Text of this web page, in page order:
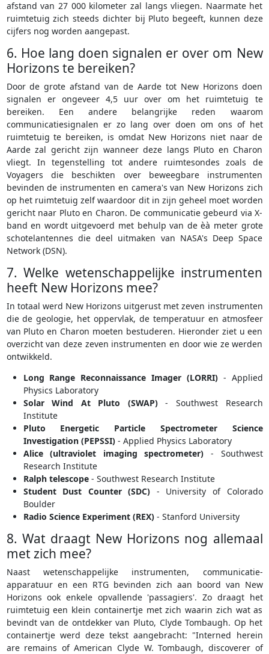
afstand van 27 000 kilometer zal langs vliegen. Naarmate het
ruimtetuig zich steeds dichter bij Pluto begeeft, kunnen deze
cijfers nog worden aangepast.
6. Hoe lang doen signalen er over om New
Horizons te bereiken?
Door de grote afstand van de Aarde tot New Horizons doen
signalen er ongeveer 4,5 uur over om het ruimtetuig te
bereiken. Een andere belangrijke reden waarom
communicatiesignalen er zo lang over doen om ons of het
ruimtetuig te bereiken, is omdat New Horizons niet naar de
Aarde zal gericht zijn wanneer deze langs Pluto en Charon
vliegt. In tegenstelling tot andere ruimtesondes zoals de
Voyagers die beschikten over beweegbare instrumenten
bevinden de instrumenten en camera's van New Horizons zich
op het ruimtetuig zelf waardoor dit in zijn geheel moet worden
gericht naar Pluto en Charon. De communicatie gebeurd via X-
band en wordt uitgevoerd met behulp van de èà meter grote
schotelantennes die deel uitmaken van NASA's Deep Space
Network (DSN).
7. Welke wetenschappelijke instrumenten
heeft New Horizons mee?
In totaal werd New Horizons uitgerust met zeven instrumenten
die de geologie, het oppervlak, de temperatuur en atmosfeer
van Pluto en Charon moeten bestuderen. Hieronder ziet u een
overzicht van deze zeven instrumenten en door wie ze werden
ontwikkeld.
Long Range Reconnaissance Imager (LORRI)- Applied
Physics Laboratory
Solar Wind At Pluto (SWAP)- Southwest Research
Institute
Pluto Energetic Particle Spectrometer Science
Investigation (PEPSSI)- Applied Physics Laboratory
Alice (ultraviolet imaging spectrometer) - Southwest
Research Institute
Ralph telescope- Southwest Research Institute
Student Dust Counter (SDC) - University of Colorado
Boulder
Radio Science Experiment (REX)- Stanford University
8. Wat draagt New Horizons nog allemaal
met zich mee?
Naast wetenschappelijke instrumenten, communicatie-
apparatuur en een RTG bevinden zich aan boord van New
Horizons ook enkele opvallende 'passagiers'. Zo draagt het
ruimtetuig een klein containertje met zich waarin zich wat as
bevindt van de ontdekker van Pluto, Clyde Tombaugh. Op het
containertje werd deze tekst aangebracht: "Interned herein
are remains of American Clyde W. Tombaugh, discoverer of